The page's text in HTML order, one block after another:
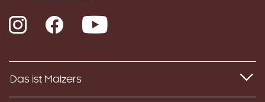
InstagramFacebook YouTube
Das ist Malzers